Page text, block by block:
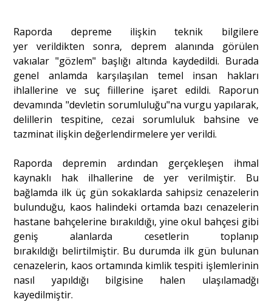
Eğitim
Dosya Haber
Sağlık
Raporda depreme ilişkin teknik bilgilere
yer verildikten sonra, deprem alanında görülen
vakıalar "gözlem" başlığı altında kaydedildi. Burada
genel anlamda karşılaşılan temel insan hakları
ihlallerine ve suç fiillerine işaret edildi. Raporun
devamında "devletin sorumluluğu"na vurgu yapılarak,
delillerin tespitine, cezai sorumluluk bahsine ve
tazminat ilişkin değerlendirmelere yer verildi.
Raporda depremin ardından gerçekleşen ihmal
kaynaklı hak ilhallerine de yer verilmiştir. Bu
bağlamda ilk üç gün sokaklarda sahipsiz cenazelerin
bulunduğu, kaos halindeki ortamda bazı cenazelerin
hastane bahçelerine bırakıldığı, yine okul bahçesi gibi
geniş alanlarda cesetlerin toplanıp
bırakıldığı belirtilmiştir. Bu durumda ilk gün bulunan
cenazelerin, kaos ortamında kimlik tespiti işlemlerinin
nasıl yapıldığı bilgisine halen ulaşılamadğı
kayedilmiştir.